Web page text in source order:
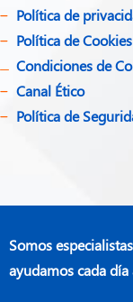
Política de
Política de Cookies
Condiciones de
Canal Ético
Política de
Somos
ayudamos cada